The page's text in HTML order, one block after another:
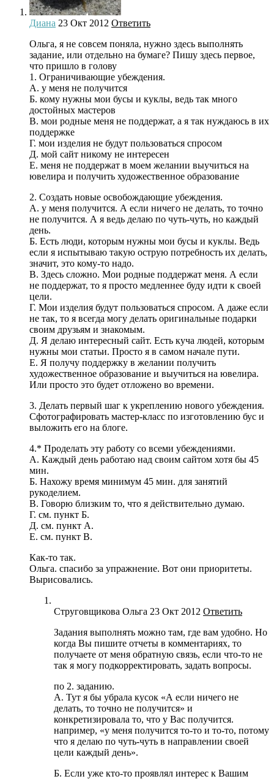
Диана 23 Окт 2012 Ответить
Ольга, я не совсем поняла, нужно здесь выполнять
задание, или отдельно на бумаге? Пишу здесь первое,
что пришло в голову
1. Ограничивающие убеждения.
А. у меня не получится
Б. кому нужны мои бусы и куклы, ведь так много
достойных мастеров
В. мои родные меня не поддержат, а я так нуждаюсь в их
поддержке
Г. мои изделия не будут пользоваться спросом
Д. мой сайт никому не интересен
Е. меня не поддержат в моем желании выучиться на
ювелира и получить художественное образование
2. Создать новые освобождающие убеждения.
А. у меня получится. А если ничего не делать, то точно
не получится. А я ведь делаю по чуть-чуть, но каждый
день.
Б. Есть люди, которым нужны мои бусы и куклы. Ведь
если я испытываю такую острую потребность их делать,
значит, это кому-то надо.
В. Здесь сложно. Мои родные поддержат меня. А если
не поддержат, то я просто медленнее буду идти к своей
цели.
Г. Мои изделия будут пользоваться спросом. А даже если
не так, то я всегда могу делать оригинальные подарки
своим друзьям и знакомым.
Д. Я делаю интересный сайт. Есть куча людей, которым
нужны мои статьи. Просто я в самом начале пути.
Е. Я получу поддержку в желании получить
художественное образование и выучиться на ювелира.
Или просто это будет отложено во времени.
3. Делать первый шаг к укреплению нового убеждения.
Сфотографировать мастер-класс по изготовлению бус и
выложить его на блоге.
4.* Проделать эту работу со всеми убеждениями.
А. Каждый день работаю над своим сайтом хотя бы 45
мин.
Б. Нахожу время минимум 45 мин. для занятий
рукоделием.
В. Говорю близким то, что я действительно думаю.
Г. см. пункт Б.
Д. см. пункт А.
Е. см. пункт В.
Как-то так.
Ольга. спасибо за упражнение. Вот они приоритеты.
Вырисовались.
Струговщикова Ольга 23 Окт 2012 Ответить
Задания выполнять можно там, где вам удобно. Но
когда Вы пишите отчеты в комментариях, то
получаете от меня обратную связь, если что-то не
так я могу подкорректировать, задать вопросы.
по 2. заданию.
А. Тут я бы убрала кусок «А если ничего не
делать, то точно не получится» и
конкретизировала то, что у Вас получится.
например, «у меня получится то-то и то-то, потому
что я делаю по чуть-чуть в направлении своей
цели каждый день».
Б. Если уже кто-то проявлял интерес к Вашим